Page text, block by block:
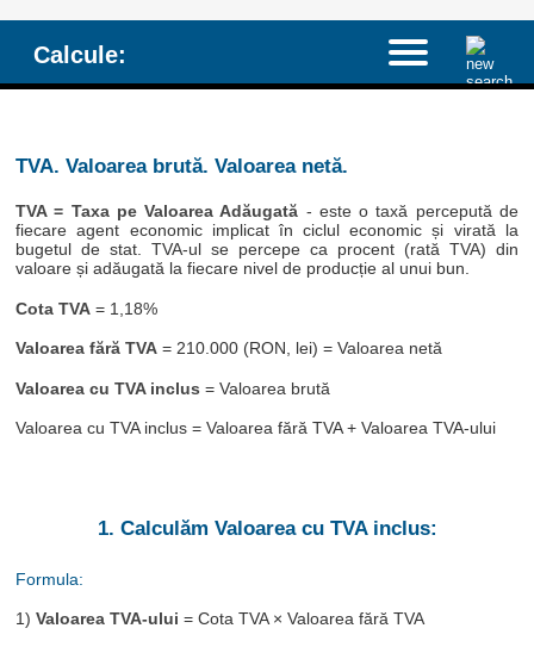
Calcule:
TVA. Valoarea brută. Valoarea netă.
TVA = Taxa pe Valoarea Adăugată - este o taxă percepută de
fiecare agent economic implicat în ciclul economic și virată la
bugetul de stat. TVA-ul se percepe ca procent (rată TVA) din
valoare și adăugată la fiecare nivel de producție al unui bun.
Cota TVA = 1,18%
Valoarea fără TVA = 210.000 (RON, lei) = Valoarea netă
Valoarea cu TVA inclus = Valoarea brută
Valoarea cu TVA inclus = Valoarea fără TVA + Valoarea TVA-ului
1. Calculăm Valoarea cu TVA inclus:
Formula:
1)Valoarea TVA-ului = Cota TVA × Valoarea fără TVA